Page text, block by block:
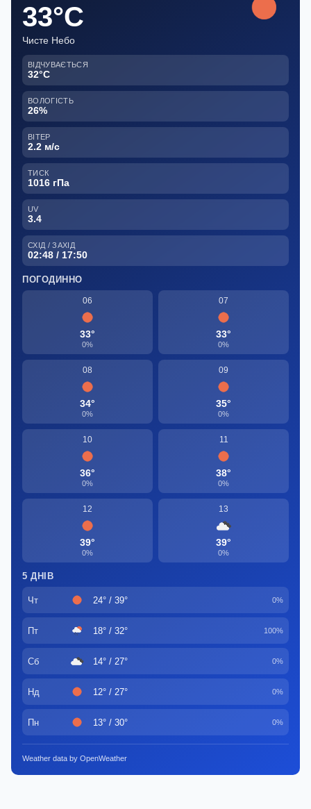
33°C
Чисте Небо
ВІДЧУВАЄТЬСЯ
32°C
ВОЛОГІСТЬ
26%
ВІТЕР
2.2 м/с
ТИСК
1016 гПа
UV
3.4
СХІД / ЗАХІД
02:48 / 17:50
ПОГОДИННО
06
33°
0%
07
33°
0%
08
34°
0%
09
35°
0%
10
36°
0%
11
38°
0%
12
39°
0%
13
39°
0%
5 ДНІВ
Чт 24° / 39° 0%
Пт 18° / 32° 100%
Сб 14° / 27° 0%
Нд 12° / 27° 0%
Пн 13° / 30° 0%
Weather data by OpenWeather